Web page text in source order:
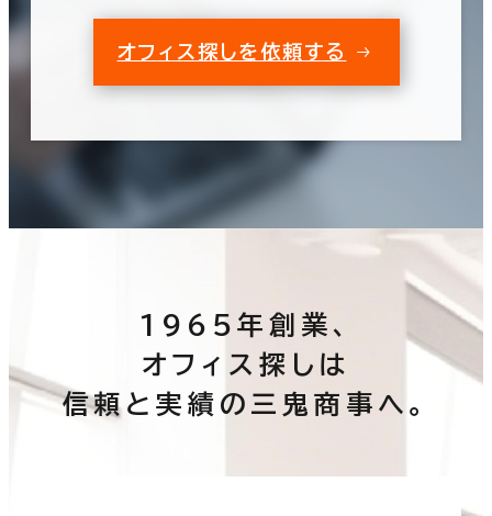
オフィス探しを依頼する
1965年創業、
オフィス探しは
信頼と実績の三鬼商事へ。